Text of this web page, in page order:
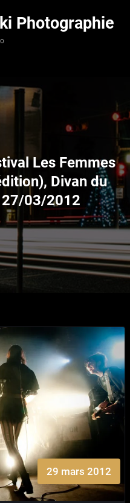
Photographie
Les Femmes
Divan du
27/03/2012
29 mars 2012